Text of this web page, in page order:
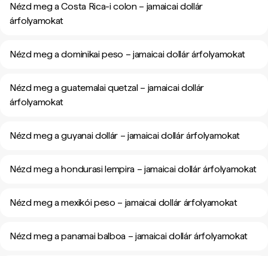
Nézd meg a Costa Rica-i colon – jamaicai dollár
árfolyamokat
Nézd meg a dominikai peso – jamaicai dollár árfolyamokat
Nézd meg a guatemalai quetzal – jamaicai dollár
árfolyamokat
Nézd meg a guyanai dollár – jamaicai dollár árfolyamokat
Nézd meg a hondurasi lempira – jamaicai dollár árfolyamokat
Nézd meg a mexikói peso – jamaicai dollár árfolyamokat
Nézd meg a panamai balboa – jamaicai dollár árfolyamokat